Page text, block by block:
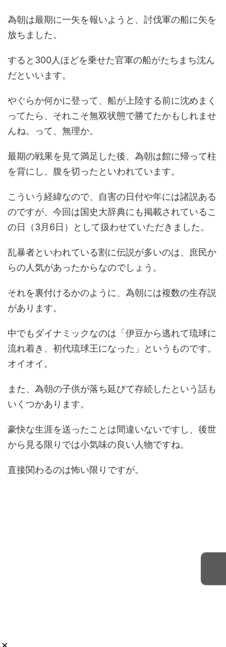
為朝は最期に一矢を報いようと、討伐軍の船に矢を
放ちました。
すると300人ほどを乗せた官軍の船がたちまち沈ん
だといいます。
やぐらか何かに登って、船が上陸する前に沈めまく
ってたら、それこそ無双状態で勝てたかもしれませ
んね。って、無理か。
最期の戦果を見て満足した後、為朝は館に帰って柱
を背にし、腹を切ったといわれています。
こういう経緯なので、自害の日付や年には諸説ある
のですが、今回は国史大辞典にも掲載されているこ
の日（3月6日）として扱わせていただきました。
乱暴者といわれている割に伝説が多いのは、庶民か
らの人気があったからなのでしょう。
それを裏付けるかのように、為朝には複数の生存説
があります。
中でもダイナミックなのは「伊豆から逃れて琉球に
流れ着き、初代琉球王になった」というものです。
オイオイ。
また、為朝の子供が落ち延びて存続したという話も
いくつかあります。
豪快な生涯を送ったことは間違いないですし、後世
から見る限りでは小気味の良い人物ですね。
直接関わるのは怖い限りですが。